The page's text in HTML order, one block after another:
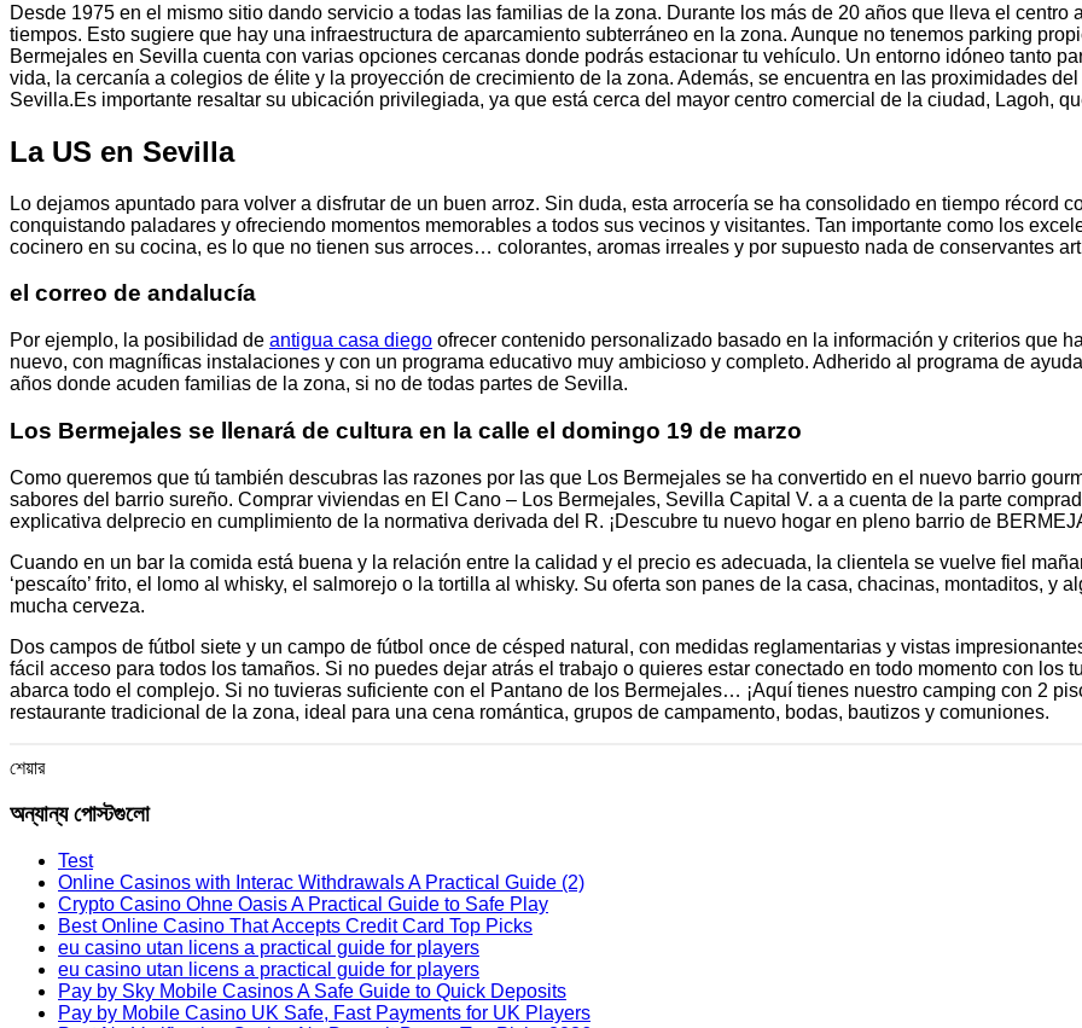
Desde 1975 en el mismo sitio dando servicio a todas las familias de la zona. Durante los más de 20 años que lleva el
tiempos. Esto sugiere que hay una infraestructura de aparcamiento subterráneo en la zona. Aunque no tenemos parking
Bermejales en Sevilla cuenta con varias opciones cercanas donde podrás estacionar tu vehículo. Un entorno idóneo tanto
vida, la cercanía a colegios de élite y la proyección de crecimiento de la zona. Además, se encuentra en las proximidades
Sevilla.Es importante resaltar su ubicación privilegiada, ya que está cerca del mayor centro comercial de la ciudad, Lagoh,
La US en Sevilla
Lo dejamos apuntado para volver a disfrutar de un buen arroz. Sin duda, esta arrocería se ha consolidado en tiempo récord
conquistando paladares y ofreciendo momentos memorables a todos sus vecinos y visitantes. Tan importante como los
cocinero en su cocina, es lo que no tienen sus arroces… colorantes, aromas irreales y por supuesto nada de conservantes
el correo de andalucía
Por ejemplo, la posibilidad de antigua casa diego ofrecer contenido personalizado basado en la información y criterios que
nuevo, con magníficas instalaciones y con un programa educativo muy ambicioso y completo. Adherido al programa de
años donde acuden familias de la zona, si no de todas partes de Sevilla.
Los Bermejales se llenará de cultura en la calle el domingo 19 de marzo
Como queremos que tú también descubras las razones por las que Los Bermejales se ha convertido en el nuevo barrio
sabores del barrio sureño. Comprar viviendas en El Cano – Los Bermejales, Sevilla Capital V. a a cuenta de la parte
explicativa delprecio en cumplimiento de la normativa derivada del R. ¡Descubre tu nuevo hogar en pleno barrio de
Cuando en un bar la comida está buena y la relación entre la calidad y el precio es adecuada, la clientela se vuelve fiel
‘pescaíto’ frito, el lomo al whisky, el salmorejo o la tortilla al whisky. Su oferta son panes de la casa, chacinas, montaditos, y
mucha cerveza.
Dos campos de fútbol siete y un campo de fútbol once de césped natural, con medidas reglamentarias y vistas
fácil acceso para todos los tamaños. Si no puedes dejar atrás el trabajo o quieres estar conectado en todo momento con los
abarca todo el complejo. Si no tuvieras suficiente con el Pantano de los Bermejales… ¡Aquí tienes nuestro camping con 2
restaurante tradicional de la zona, ideal para una cena romántica, grupos de campamento, bodas, bautizos y comuniones.
শেয়ার
অন্যান্য পোস্টগুলো
Test
Online Casinos with Interac Withdrawals A Practical Guide (2)
Crypto Casino Ohne Oasis A Practical Guide to Safe Play
Best Online Casino That Accepts Credit Card Top Picks
eu casino utan licens a practical guide for players
eu casino utan licens a practical guide for players
Pay by Sky Mobile Casinos A Safe Guide to Quick Deposits
Pay by Mobile Casino UK Safe, Fast Payments for UK Players